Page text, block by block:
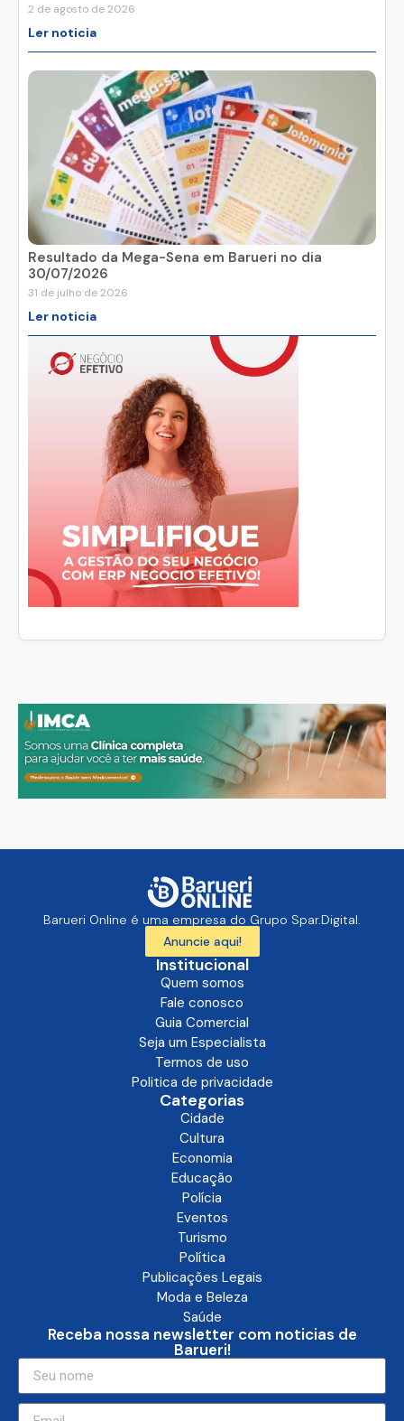
2 de agosto de 2026
Ler noticia
Resultado da Mega-Sena em Barueri no dia
30/07/2026
31 de julho de 2026
Ler noticia
Barueri Online é uma empresa do Grupo Spar.Digital.
Anuncie aqui!
Institucional
Quem somos
Fale conosco
Guia Comercial
Seja um Especialista
Termos de uso
Politica de privacidade
Categorias
Cidade
Cultura
Economia
Educação
Polícia
Eventos
Turismo
Política
Publicações Legais
Moda e Beleza
Saúde
Receba nossa newsletter com noticias de
Barueri!